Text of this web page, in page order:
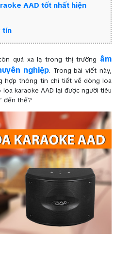
AAD tốt nhất hiện
tín
quá xa lạ trong thị trường âm
nghiệp. Trong bài viết này,
hợp thông tin chi tiết về dòng loa
karaoke AAD lại được người tiêu
đến thế?